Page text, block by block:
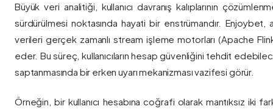
Büyük veri analitiği, kullanıcı davranış kalıplarının
sürdürülmesi noktasında hayati bir enstrümandır. Enjoybet,
verileri gerçek zamanlı stream işleme motorları (Apache Flink
eder. Bu süreç, kullanıcıların hesap güvenliğini tehdit
saptanmasında bir erken uyarı mekanizması vazifesi görür.
Örneğin, bir kullanıcı hesabına coğrafi olarak mantıksız iki